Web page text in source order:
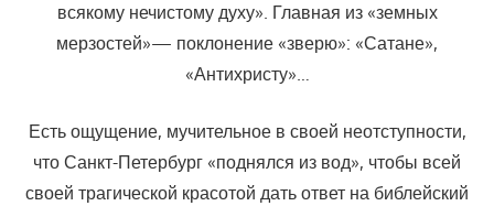
всякому нечистому духу». Главная из «земных
мерзостей»— поклонение «зверю»: «Сатане»,
«Антихристу»…
Есть ощущение, мучительное в своей неотступности,
что Санкт-Петербург «поднялся из вод», чтобы всей
своей трагической красотой дать ответ на библейский